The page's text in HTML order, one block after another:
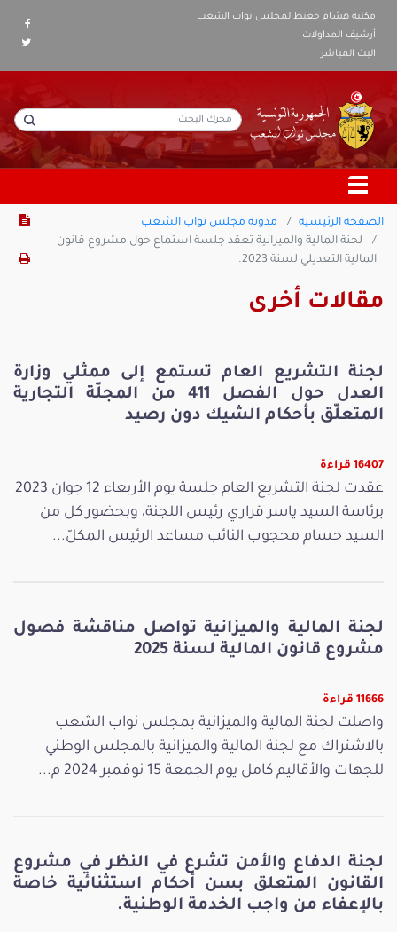
مكتبة هشام جعيّط لمجلس نواب الشعب
أرشيف المداولات
البث المباشر
الصفحة الرئيسية
مدونة مجلس نواب الشعب
لجنة المالية والميزانية تعقد جلسة استماع حول مشروع قانون
المالية التعديلي لسنة 2023.
مقالات أخرى
لجنة التشريع العام تستمع إلى ممثلي وزارة
العدل حول الفصل 411 من المجلّة التجارية
المتعلّق بأحكام الشيك دون رصيد
16407 قراءة
عقدت لجنة التشريع العام جلسة يوم الأربعاء 12 جوان 2023
برئاسة السيد ياسر قراري رئيس اللجنة، وبحضور كل من
السيد حسام محجوب النائب مساعد الرئيس المكلّ...
لجنة المالية والميزانية تواصل مناقشة فصول
مشروع قانون المالية لسنة 2025
11666 قراءة
واصلت لجنة المالية والميزانية بمجلس نواب الشعب
بالاشتراك مع لجنة المالية والميزانية بالمجلس الوطني
للجهات والأقاليم كامل يوم الجمعة 15 نوفمبر 2024 م...
لجنة الدفاع والأمن تشرع في النظر في مشروع
القانون المتعلق بسن أحكام استثنائية خاصة
بالإعفاء من واجب الخدمة الوطنية.